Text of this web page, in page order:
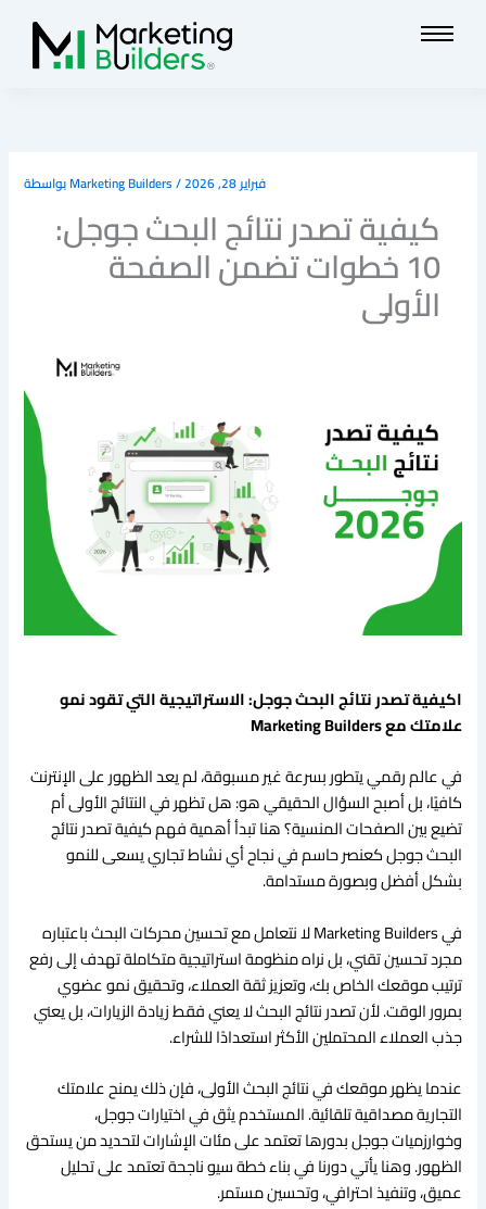
المحتوى
بواسطةMarketing Builders/ فبراير 28, 2026
كيفية تصدر نتائج البحث جوجل:
10 خطوات تضمن الصفحة
الأولى
اكيفية تصدر نتائج البحث جوجل: الاستراتيجية التي تقود نمو
علامتك مع Marketing Builders
في عالم رقمي يتطور بسرعة غير مسبوقة، لم يعد الظهور على الإنترنت
كافيًا، بل أصبح السؤال الحقيقي هو: هل تظهر في النتائج الأولى أم
تضيع بين الصفحات المنسية؟ هنا تبدأ أهمية فهم كيفية تصدر نتائج
البحث جوجل كعنصر حاسم في نجاح أي نشاط تجاري يسعى للنمو
بشكل أفضل وبصورة مستدامة.
في Marketing Builders لا نتعامل مع تحسين محركات البحث باعتباره
مجرد تحسين تقني، بل نراه منظومة استراتيجية متكاملة تهدف إلى رفع
ترتيب موقعك الخاص بك، وتعزيز ثقة العملاء، وتحقيق نمو عضوي
بمرور الوقت. لأن تصدر نتائج البحث لا يعني فقط زيادة الزيارات، بل يعني
جذب العملاء المحتملين الأكثر استعدادًا للشراء.
عندما يظهر موقعك في نتائج البحث الأولى، فإن ذلك يمنح علامتك
التجارية مصداقية تلقائية. المستخدم يثق في اختيارات جوجل،
وخوارزميات جوجل بدورها تعتمد على مئات الإشارات لتحديد من يستحق
الظهور. وهنا يأتي دورنا في بناء خطة سيو ناجحة تعتمد على تحليل
عميق، وتنفيذ احترافي، وتحسين مستمر.